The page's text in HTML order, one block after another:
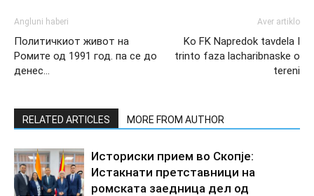
Angluni haberi
Политичкиот живот на
Ромите од 1991 год. па се до
денес…
Aver artiklo
Ko FK Napredok tavdela I
trinto faza lacharibnaske o
tereni
RELATED ARTICLES MORE FROM AUTHOR
Историски прием во Скопје:
Истакнати претставници на
ромската заедница дел од